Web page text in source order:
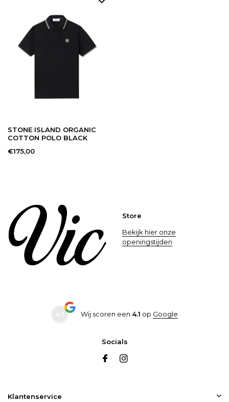
STONE ISLAND ORGANIC
COTTON POLO BLACK
€175,00
Store
Bekijk hier onze
openingstijden
Wij scoren een 4.1 op Google
Socials
Klantenservice